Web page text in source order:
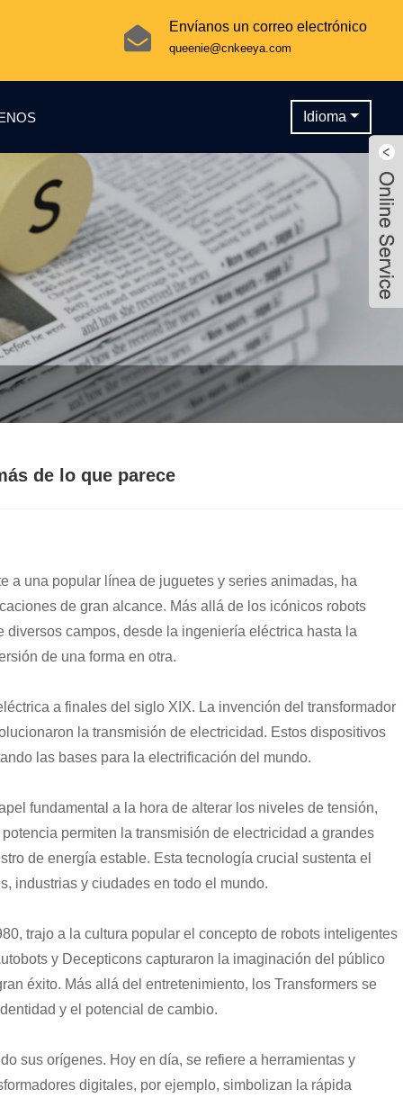
Envíanos un correo electrónico
queenie@cnkeeya.com
Idioma
de lo que parece
a una popular línea de juguetes y series animadas, ha
de gran alcance. Más allá de los icónicos robots
campos, desde la ingeniería eléctrica hasta la
de una forma en otra.
a finales del siglo XIX. La invención del transformador
la transmisión de electricidad. Estos dispositivos
las bases para la electrificación del mundo.
fundamental a la hora de alterar los niveles de tensión,
permiten la transmisión de electricidad a grandes
de energía estable. Esta tecnología crucial sustenta el
industrias y ciudades en todo el mundo.
trajo a la cultura popular el concepto de robots inteligentes
y Decepticons capturaron la imaginación del público
éxito. Más allá del entretenimiento, los Transformers se
y el potencial de cambio.
sus orígenes. Hoy en día, se refiere a herramientas y
digitales, por ejemplo, simbolizan la rápida